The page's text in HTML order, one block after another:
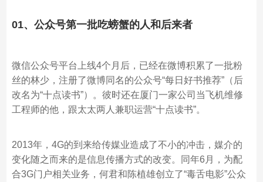
01、公众号第一批吃螃蟹的人和后来者
微信公众号平台上线4个月后，已经在微博积累了一批粉
丝的林少，注册了微博同名的公众号“每日好书推荐”（后
改名为“十点读书”）。彼时还在厦门一家公司当飞机维修
工程师的他，跟太太两人兼职运营“十点读书”。
2013年，4G的到来给传媒业造成了不小的冲击，媒介的
变化随之而来的是信息传播方式的改变。同年6月，为配
合3G门户相关业务，何君和陈植雄创立了“毒舌电影”公众